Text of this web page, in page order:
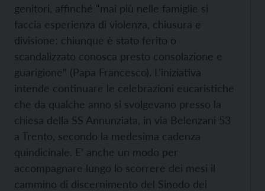
genitori, affinché “mai più nelle famiglie si
faccia esperienza di violenza, chiusura e
divisione: chiunque è stato ferito o
scandalizzato conosca presto consolazione e
guarigione” (Papa Francesco). L’iniziativa
intende continuare le celebrazioni eucaristiche
che da qualche anno si svolgevano presso la
chiesa della SS Annunziata, in via Belenzani 53
a Trento, secondo la medesima cadenza
quindicinale. E’ anche un modo per
accompagnare lungo lo scorrere dei mesi il
cammino di discernimento del Sinodo dei